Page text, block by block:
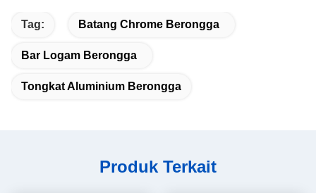
Tag: Batang Chrome Berongga
Bar Logam Berongga
Tongkat Aluminium Berongga
Produk Terkait